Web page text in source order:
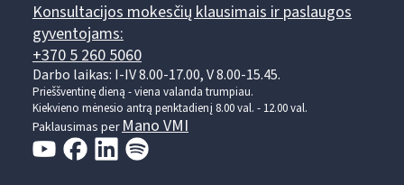
Konsultacijos mokesčių klausimais ir paslaugos
gyventojams:
+370 5 260 5060
Darbo laikas: I-IV 8.00-17.00, V 8.00-15.45.
Prieššventinę dieną - viena valanda trumpiau.
Kiekvieno mėnesio antrą penktadienį 8.00 val. - 12.00 val.
Paklausimas perMano VMI